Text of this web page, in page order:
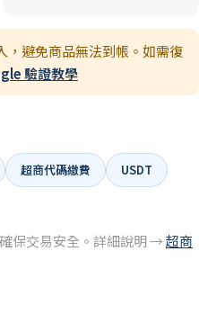
，避免商品無法到帳。如需復
驗證教學
超商代碼繳費
USDT
保交易安全。詳細說明 →超商